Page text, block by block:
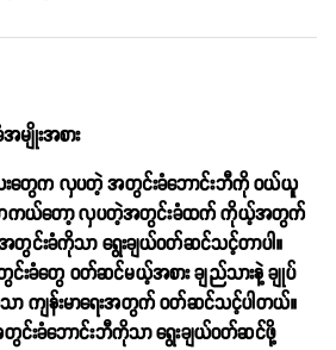
ျိုးအစား
လေးတွေက လှပတဲ့ အတွင်းခံဘောင်းဘီကို ဝယ်ယူ
ကယ်တော့ လှပတဲ့အတွင်းခံထက် ကိုယ့်အတွက်
းခံကိုသာ ရွေးချယ်ဝတ်ဆင်သင့်တာပါ။
းခံတွေ ဝတ်ဆင်မယ့်အစား ချည်သားနဲ့ ချုပ်
ကျန်းမာရေးအတွက် ဝတ်ဆင်သင့်ပါတယ်။
းခံဘောင်းဘီကိုသာ ရွေးချယ်ဝတ်ဆင်ဖို့